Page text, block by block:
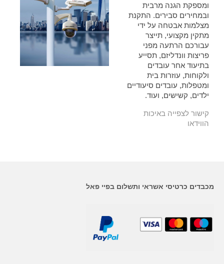
ומספקת הגנה מרבית
ובמחירים סבירים. התקנת
מצלמות אבטחה על ידי
מתקין מקצועי, תייצר
עבורכם הרתעה מפני
פריצות וונדליזם, תסייע
בתיעוד אחר עובדים
ולקוחות, עוזרות בית
ומטפלות, עובדים סיעודיים
ילדים, קשישים, ועוד.
קישור לצפייה באיכות
הווידאו
מכבדים כרטיסי אשראי ותשלום בפיי פאל